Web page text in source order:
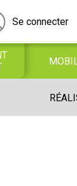
Se connecter
UNIVERS